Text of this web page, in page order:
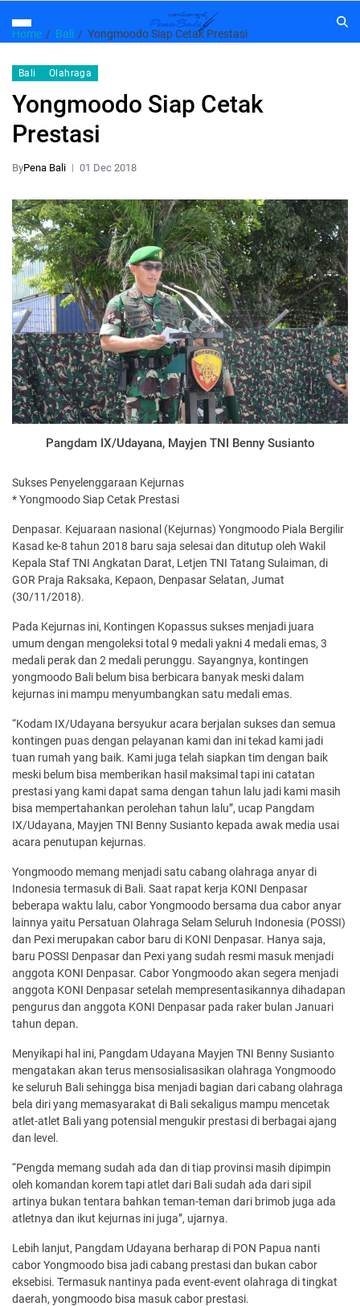
Home Bali Yongmoodo Siap Cetak Prestasi
Bali Olahraga
Yongmoodo Siap Cetak
Prestasi
ByPena Bali 01 Dec 2018
Pangdam IX/Udayana, Mayjen TNI Benny Susianto
Sukses Penyelenggaraan Kejurnas
* Yongmoodo Siap Cetak Prestasi
Denpasar. Kejuaraan nasional (Kejurnas) Yongmoodo Piala Bergilir
Kasad ke-8 tahun 2018 baru saja selesai dan ditutup oleh Wakil
Kepala Staf TNI Angkatan Darat, Letjen TNI Tatang Sulaiman, di
GOR Praja Raksaka, Kepaon, Denpasar Selatan, Jumat
(30/11/2018).
Pada Kejurnas ini, Kontingen Kopassus sukses menjadi juara
umum dengan mengoleksi total 9 medali yakni 4 medali emas, 3
medali perak dan 2 medali perunggu. Sayangnya, kontingen
yongmoodo Bali belum bisa berbicara banyak meski dalam
kejurnas ini mampu menyumbangkan satu medali emas.
“Kodam IX/Udayana bersyukur acara berjalan sukses dan semua
kontingen puas dengan pelayanan kami dan ini tekad kami jadi
tuan rumah yang baik. Kami juga telah siapkan tim dengan baik
meski belum bisa memberikan hasil maksimal tapi ini catatan
prestasi yang kami dapat sama dengan tahun lalu jadi kami masih
bisa mempertahankan perolehan tahun lalu”, ucap Pangdam
IX/Udayana, Mayjen TNI Benny Susianto kepada awak media usai
acara penutupan kejurnas.
Yongmoodo memang menjadi satu cabang olahraga anyar di
Indonesia termasuk di Bali. Saat rapat kerja KONI Denpasar
beberapa waktu lalu, cabor Yongmoodo bersama dua cabor anyar
lainnya yaitu Persatuan Olahraga Selam Seluruh Indonesia (POSSI)
dan Pexi merupakan cabor baru di KONI Denpasar. Hanya saja,
baru POSSI Denpasar dan Pexi yang sudah resmi masuk menjadi
anggota KONI Denpasar. Cabor Yongmoodo akan segera menjadi
anggota KONI Denpasar setelah mempresentasikannya dihadapan
pengurus dan anggota KONI Denpasar pada raker bulan Januari
tahun depan.
Menyikapi hal ini, Pangdam Udayana Mayjen TNI Benny Susianto
mengatakan akan terus mensosialisasikan olahraga Yongmoodo
ke seluruh Bali sehingga bisa menjadi bagian dari cabang olahraga
bela diri yang memasyarakat di Bali sekaligus mampu mencetak
atlet-atlet Bali yang potensial mengukir prestasi di berbagai ajang
dan level.
“Pengda memang sudah ada dan di tiap provinsi masih dipimpin
oleh komandan korem tapi atlet dari Bali sudah ada dari sipil
artinya bukan tentara bahkan teman-teman dari brimob juga ada
atletnya dan ikut kejurnas ini juga”, ujarnya.
Lebih lanjut, Pangdam Udayana berharap di PON Papua nanti
cabor Yongmoodo bisa jadi cabang prestasi dan bukan cabor
eksebisi. Termasuk nantinya pada event-event olahraga di tingkat
daerah, yongmoodo bisa masuk cabor prestasi.